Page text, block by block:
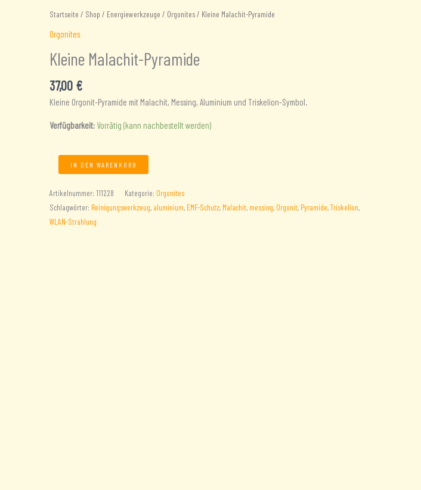
Startseite / Shop / Energiewerkzeuge / Orgonites/ Kleine Malachit-Pyramide
Orgonites
Kleine Malachit-Pyramide
37,00 €
Kleine Orgonit-Pyramide mit Malachit, Messing, Aluminium und Triskelion-Symbol.
Verfügbarkeit: Vorrätig (kann nachbestellt werden)
Malachit-
Pyramide
Menge
IN DEN WARENKORB
Artikelnummer: 111228 Kategorie: Orgonites
Schlagwörter: Reinigungswerkzeug, aluminium, EMF-Schutz, Malachit, messing, Orgonit, Pyramide,Triskelion,
WLAN-Strahlung